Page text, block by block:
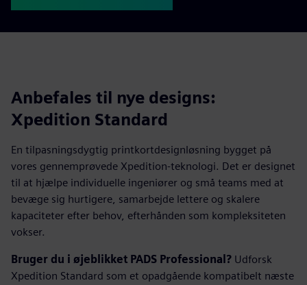
Anbefales til nye designs:
Xpedition Standard
En tilpasningsdygtig printkortdesignløsning bygget på
vores gennemprøvede Xpedition-teknologi. Det er designet
til at hjælpe individuelle ingeniører og små teams med at
bevæge sig hurtigere, samarbejde lettere og skalere
kapaciteter efter behov, efterhånden som kompleksiteten
vokser.
Bruger du i øjeblikket PADS Professional? Udforsk
Xpedition Standard som et opadgående kompatibelt næste